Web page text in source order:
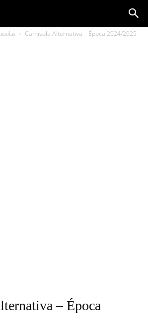
Camisola Alternativa – Época 2024/2025
– Época